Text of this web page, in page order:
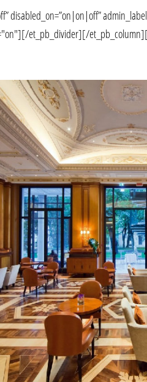
disabled_on=”on|on|off”
et_pb_divider][/